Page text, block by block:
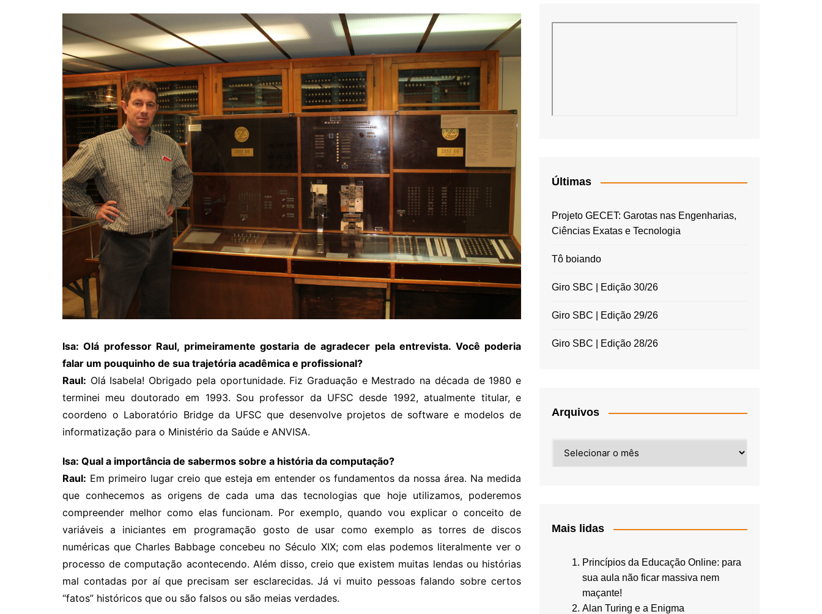
Meninas Digitais
Personalidades da
Computação
Variedades
Histórico
COVID
Entrevistas
Eu sou a cara da
computação
Hora do Chat
O Caso do Vestível
Controlador
Isa: Olá professor Raul, primeiramente gostaria de agradecer pela entrevista. Você poderia
falar um pouquinho de sua trajetória acadêmica e profissional?
Raul: Olá Isabela! Obrigado pela oportunidade. Fiz Graduação e Mestrado na década de 1980 e
terminei meu doutorado em 1993. Sou professor da UFSC desde 1992, atualmente titular, e
coordeno o Laboratório Bridge da UFSC que desenvolve projetos de software e modelos de
informatização para o Ministério da Saúde e ANVISA.
Isa: Qual a importância de sabermos sobre a história da computação?
Raul: Em primeiro lugar creio que esteja em entender os fundamentos da nossa área. Na medida
que conhecemos as origens de cada uma das tecnologias que hoje utilizamos, poderemos
compreender melhor como elas funcionam. Por exemplo, quando vou explicar o conceito de
variáveis a iniciantes em programação gosto de usar como exemplo as torres de discos
numéricas que Charles Babbage concebeu no Século XIX; com elas podemos literalmente ver o
processo de computação acontecendo. Além disso, creio que existem muitas lendas ou histórias
mal contadas por aí que precisam ser esclarecidas. Já vi muito pessoas falando sobre certos
“fatos” históricos que ou são falsos ou são meias verdades.
Últimas
Projeto GECET: Garotas nas Engenharias,
Ciências Exatas e Tecnologia
Tô boiando
Giro SBC | Edição 30/26
Giro SBC | Edição 29/26
Giro SBC | Edição 28/26
Arquivos
Mais lidas
Princípios da Educação Online: para
sua aula não ficar massiva nem
maçante!
Alan Turing e a Enigma